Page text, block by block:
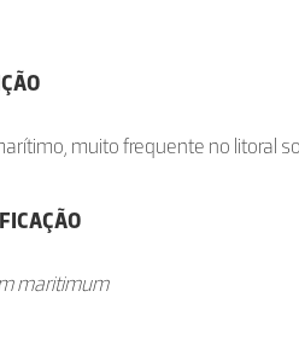
muito frequente no litoral
maritimum